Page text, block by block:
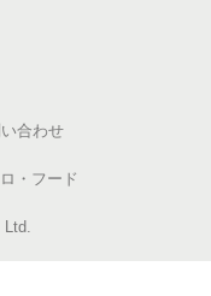
合わせ
・フード
Ltd.